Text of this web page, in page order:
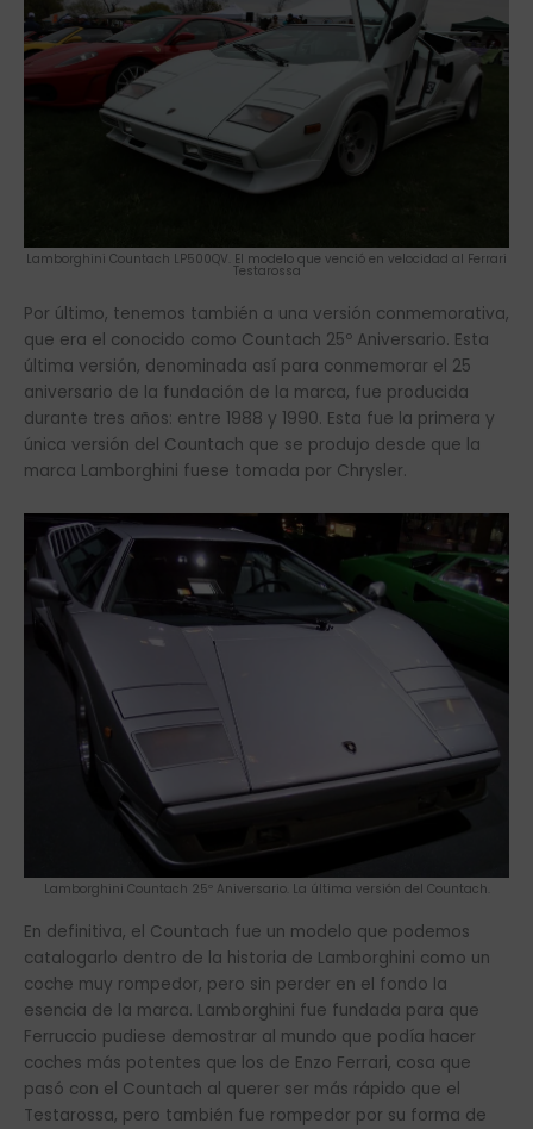
Lamborghini Countach LP500QV. El modelo que venció en velocidad al Ferrari
Testarossa
Por último, tenemos también a una versión conmemorativa,
que era el conocido como Countach 25º Aniversario. Esta
última versión, denominada así para conmemorar el 25
aniversario de la fundación de la marca, fue producida
durante tres años: entre 1988 y 1990. Esta fue la primera y
única versión del Countach que se produjo desde que la
marca Lamborghini fuese tomada por Chrysler.
Lamborghini Countach 25º Aniversario. La última versión del Countach.
En definitiva, el Countach fue un modelo que podemos
catalogarlo dentro de la historia de Lamborghini como un
coche muy rompedor, pero sin perder en el fondo la
esencia de la marca. Lamborghini fue fundada para que
Ferruccio pudiese demostrar al mundo que podía hacer
coches más potentes que los de Enzo Ferrari, cosa que
pasó con el Countach al querer ser más rápido que el
Testarossa, pero también fue rompedor por su forma de